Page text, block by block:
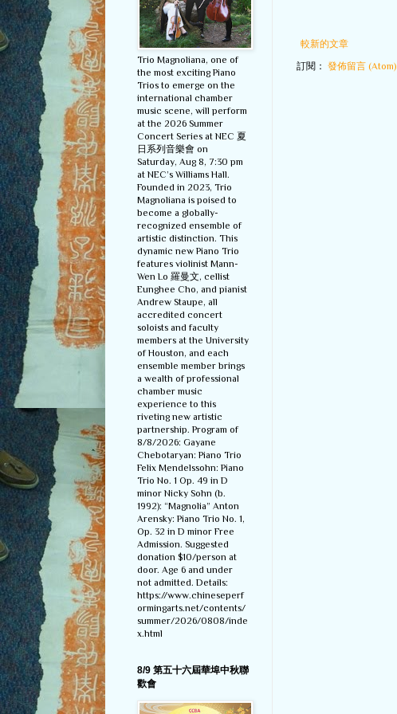
較新的文章
訂閱： 發佈留言 (Atom)
Trio Magnoliana, one of
the most exciting Piano
Trios to emerge on the
international chamber
music scene, will perform
at the 2026 Summer
Concert Series at NEC 夏
日系列音樂會 on
Saturday, Aug 8, 7:30 pm
at NEC’s Williams Hall.
Founded in 2023, Trio
Magnoliana is poised to
become a globally-
recognized ensemble of
artistic distinction. This
dynamic new Piano Trio
features violinist Mann-
Wen Lo 羅曼文, cellist
Eunghee Cho, and pianist
Andrew Staupe, all
accredited concert
soloists and faculty
members at the University
of Houston, and each
ensemble member brings
a wealth of professional
chamber music
experience to this
riveting new artistic
partnership. Program of
8/8/2026: Gayane
Chebotaryan: Piano Trio
Felix Mendelssohn: Piano
Trio No. 1 Op. 49 in D
minor Nicky Sohn (b.
1992): “Magnolia” Anton
Arensky: Piano Trio No. 1,
Op. 32 in D minor Free
Admission. Suggested
donation $10/person at
door. Age 6 and under
not admitted. Details:
https://www.chineseperf
ormingarts.net/contents/
summer/2026/0808/inde
x.html
8/9 第五十六屆華埠中秋聯
歡會